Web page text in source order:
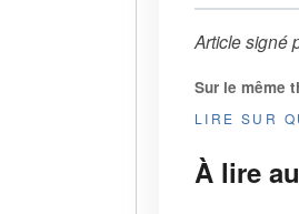
Article signé
Sur le même
LIRE SUR
À lire